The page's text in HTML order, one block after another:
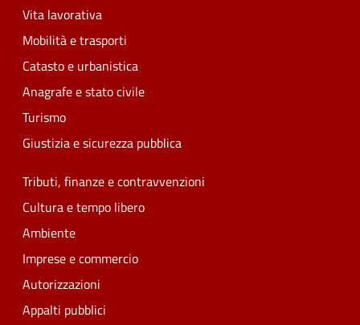
Vita lavorativa
Mobilità e trasporti
Catasto e urbanistica
Anagrafe e stato civile
Turismo
Giustizia e sicurezza pubblica
Tributi, finanze e contravvenzioni
Cultura e tempo libero
Ambiente
Imprese e commercio
Autorizzazioni
Appalti pubblici